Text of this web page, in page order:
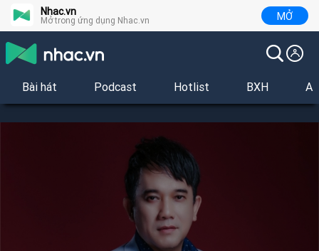
Nhac.vn
Mở trong ứng dụng Nhac.vn MỞ
Bài hát Podcast Hotlist BXH